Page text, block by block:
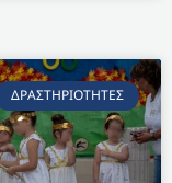
ΔΡΑΣΤΗΡΙΟΤΗΤΕΣ